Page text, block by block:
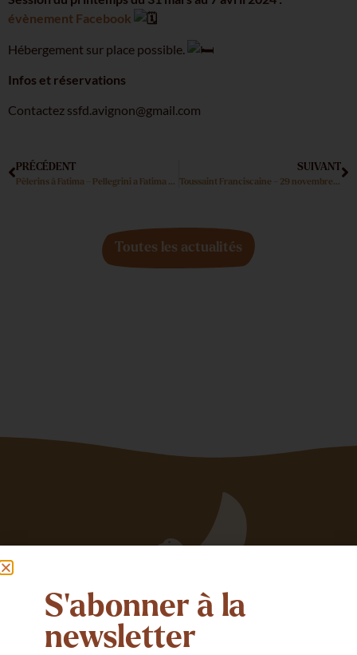
évènement Facebook
Hébergement sur place possible.
Infos et réservations
Contactez ssfd.avignon@gmail.com
PRÉCÉDENT
Pèlerins à Fatima – Pellegrini a Fatima (FR – IT )
SUIVANT
Toussaint Franciscaine – 29 novembre 2023
Toutes les actualités
Si tu veux partager
S'abonner à la
newsletter